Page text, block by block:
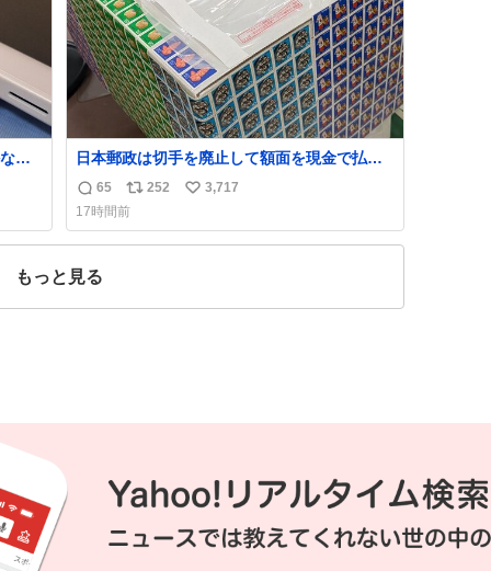
か
し
。
日本郵政は切手を廃止して額面を現金で払い
戻せ2026 #日本郵政 @JapanPostHD_PR
返
信
数
65
リ
ポ
ス
252
い
ね
3,717
17時間前
もっと見る